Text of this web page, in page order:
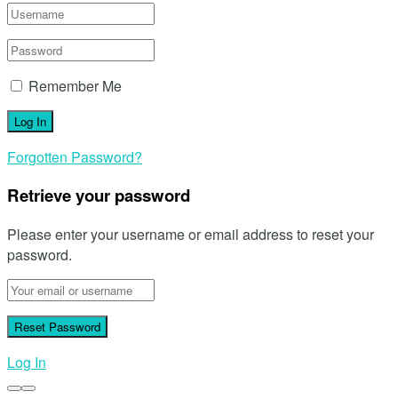
Remember Me
Forgotten Password?
Retrieve your password
Please enter your username or email address to reset your
password.
Log In